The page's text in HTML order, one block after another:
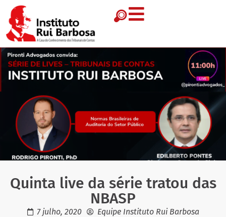
Quinta live da série tratou das
NBASP
7 julho, 2020 Equipe Instituto Rui Barbosa